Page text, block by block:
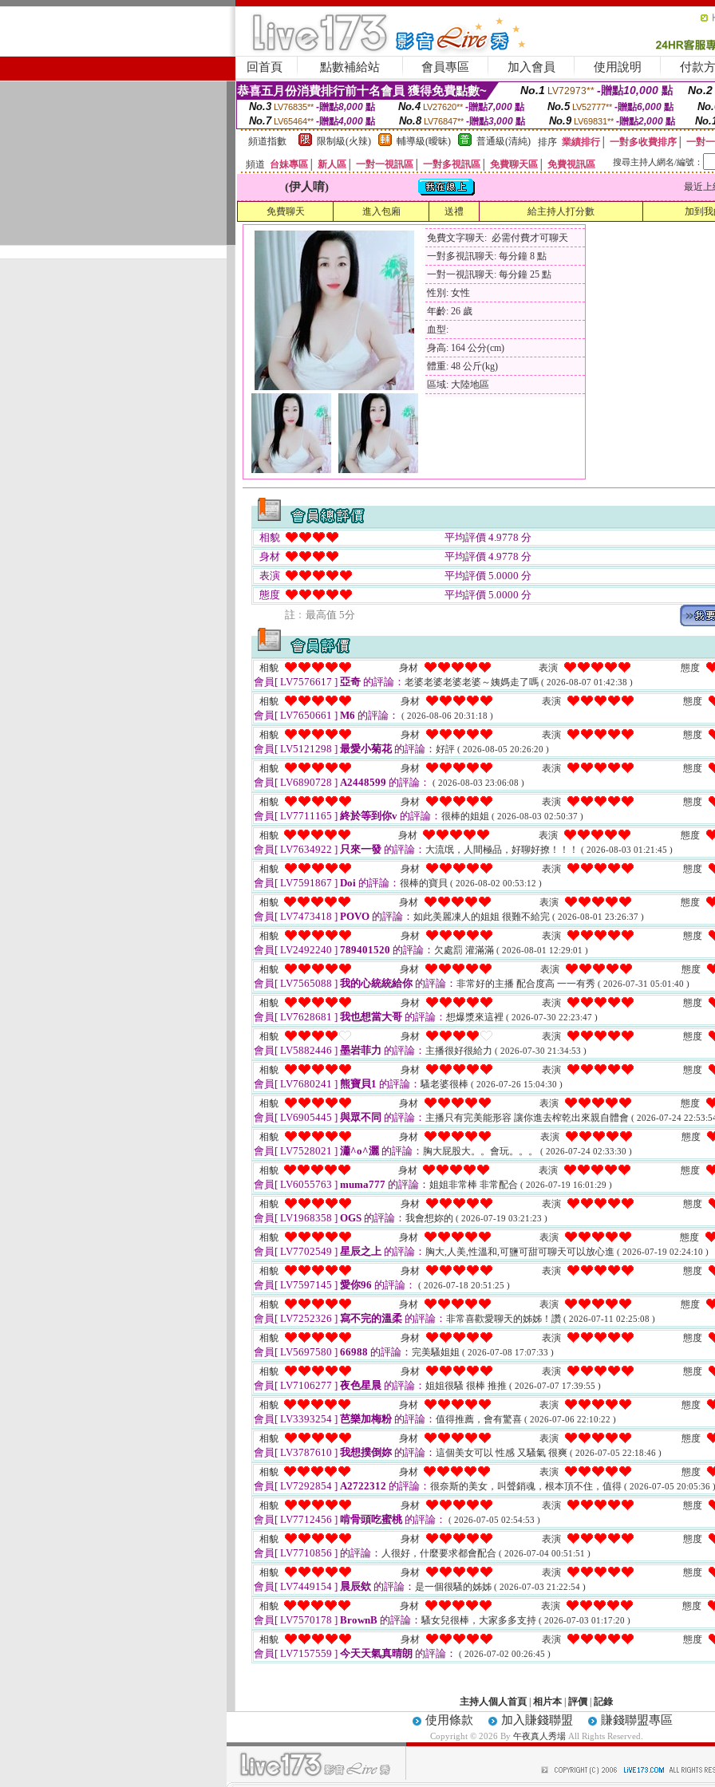
回首頁 點數補給站 會員專區 加入會員 使用說明 付款
恭喜五月份消費排行前十名會員 獲得免費點數~ No.1 LV72973** -贈點10,000 點 No.2
No.3 LV76835** -贈點8,000點 No.4 LV27620** -贈點7,000點 No.5 LV52777** -贈點6,000點
No.7 LV65464** -贈點4,000 點 No.8 LV76847** -贈點3,000 點 No.9 LV69831** -贈點2,000點
頻道指數 限制級(火辣) 輔導級(曖昧) 普通級(清純) 排序 業績排行│ 一對多收費排序
一對
頻道 台妹專區 新人區 一對一視訊區 一對多視訊區 免費聊天區 免費視訊區 搜尋主持人網名/編號：
(伊人唷) 最近上
免費聊天 進入包廂 送禮 給主持人打分數 加到
免費文字聊天: 必需付費才可聊天
一對多視訊聊天: 每分鐘 8 點
一對一視訊聊天: 每分鐘 25 點
性別: 女性
年齡: 26 歲
血型:
身高: 164 公分(cm)
體重: 48 公斤(kg)
區域: 大陸地區
相貌
平均評價 4.9778 分
身材
平均評價 4.9778 分
表演
平均評價 5.0000 分
態度
平均評價 5.0000 分
註﹕最高值 5分
相貌 身材 表演 態度
會員[ LV7576617 ] 亞奇 的評論： 老婆老婆老婆老婆～姨媽走了嗎 ( 2026-08-07 01:42:38 )
相貌 身材 表演 態度
會員[ LV7650661 ] M6 的評論： ( 2026-08-06 20:31:18 )
相貌 身材 表演 態度
會員[ LV5121298 ] 最愛小菊花的評論： 好評 ( 2026-08-05 20:26:20 )
相貌 身材 表演 態度
會員[ LV6890728 ] A2448599 的評論： ( 2026-08-03 23:06:08 )
相貌 身材 表演 態度
會員[ LV7711165 ] 終於等到你v 的評論： 很棒的姐姐 ( 2026-08-03 02:50:37 )
相貌 身材 表演 態度
會員[ LV7634922 ] 只來一發 的評論： 大流氓，人間極品，好聊好撩！！！ ( 2026-08-03 01:21:45 )
相貌 身材 表演 態度
會員[ LV7591867 ] Doi 的評論： 很棒的寶貝 ( 2026-08-02 00:53:12 )
相貌 身材 表演 態度
會員[ LV7473418 ] POVO 的評論： 如此美麗凍人的姐姐 很難不給完 ( 2026-08-01 23:26:37 )
相貌 身材 表演 態度
會員[ LV2492240 ] 789401520 的評論： 欠處罰 灌滿滿 ( 2026-08-01 12:29:01 )
相貌 身材 表演 態度
會員[ LV7565088 ] 我的心統統給你的評論： 非常好的主播 配合度高 一一有秀 ( 2026-07-31 05:01:40 )
相貌 身材 表演 態度
會員[ LV7628681 ] 我也想當大哥 的評論： 想爆漿來這裡 ( 2026-07-30 22:23:47 )
相貌 身材 表演 態度
會員[ LV5882446 ] 墨岩菲力 的評論： 主播很好很給力 ( 2026-07-30 21:34:53 )
相貌 身材 表演 態度
會員[ LV7680241 ] 熊寶貝1 的評論：騷老婆很棒 ( 2026-07-26 15:04:30 )
相貌 身材 表演 態度
會員[ LV6905445 ] 與眾不同 的評論： 主播只有完美能形容 讓你進去榨乾出來親自體會 ( 2026-07-24
相貌 身材 表演 態度
會員[ LV7528021 ] 瀟^o^灑的評論： 胸大屁股大。。會玩。。。 ( 2026-07-24 02:33:30 )
相貌 身材 表演 態度
會員[ LV6055763 ] muma777 的評論： 姐姐非常棒 非常配合 ( 2026-07-19 16:01:29 )
相貌 身材 表演 態度
會員[ LV1968358 ] OGS 的評論： 我會想妳的 ( 2026-07-19 03:21:23 )
相貌 身材 表演 態度
會員[ LV7702549 ] 星辰之上 的評論： 胸大,人美,性溫和,可鹽可甜可聊天可以放心進 ( 2026-07-19 02:24:10 )
相貌 身材 表演 態度
會員[ LV7597145 ] 愛你96 的評論： ( 2026-07-18 20:51:25 )
相貌 身材 表演 態度
會員[ LV7252326 ] 寫不完的溫柔 的評論： 非常喜歡愛聊天的姊姊！讚 ( 2026-07-11 02:25:08 )
相貌 身材 表演 態度
會員[ LV5697580 ] 66988 的評論： 完美騷姐姐 ( 2026-07-08 17:07:33 )
相貌 身材 表演 態度
會員[ LV7106277 ] 夜色星晨 的評論： 姐姐很騷 很棒 推推 ( 2026-07-07 17:39:55 )
相貌 身材 表演 態度
會員[ LV3393254 ] 芭樂加梅粉的評論： 值得推薦，會有驚喜 ( 2026-07-06 22:10:22 )
相貌 身材 表演 態度
會員[ LV3787610 ] 我想撲倒妳的評論： 這個美女可以 性感 又騷氣 很爽 ( 2026-07-05 22:18:46 )
相貌 身材 表演 態度
會員[ LV7292854 ] A2722312 的評論： 很奈斯的美女，叫聲銷魂，根本頂不住，值得 ( 2026-07-05 20:05:36 )
相貌 身材 表演 態度
會員[ LV7712456 ] 啃骨頭吃蜜桃的評論： ( 2026-07-05 02:54:53 )
相貌 身材 表演 態度
會員[ LV7710856 ] 的評論： 人很好，什麼要求都會配合 ( 2026-07-04 00:51:51 )
相貌 身材 表演 態度
會員[ LV7449154 ] 晨辰欸 的評論： 是一個很騷的姊姊 ( 2026-07-03 21:22:54 )
相貌 身材 表演 態度
會員[ LV7570178 ] BrownB 的評論：騷女兒很棒，大家多多支持 ( 2026-07-03 01:17:20 )
相貌 身材 表演 態度
會員[ LV7157559 ] 今天天氣真晴朗 的評論： ( 2026-07-02 00:26:45 )
主持人個人首頁 相片本 評價 記錄
使用條款 加入賺錢聯盟 賺錢聯盟專區
Copyright © 2026 By 午夜真人秀場All Rights Reserved.